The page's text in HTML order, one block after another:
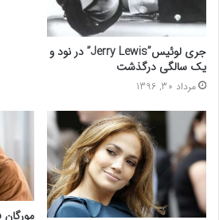
جری لوئیس”Jerry Lewis” در نود و
یک سالگی درگذشت
مرداد 30, 1396